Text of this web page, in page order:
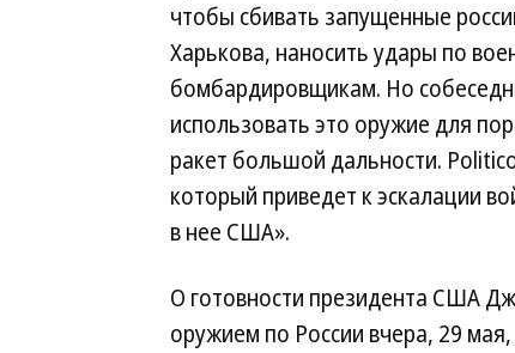
чтобы сбивать запущенные
Харькова, наносить удары по
бомбардировщикам. Но
использовать это оружие для
ракет большой дальности.
который приведет к эскалации
в нее США».
О готовности президента США
оружием по России вчера, 29 мая,